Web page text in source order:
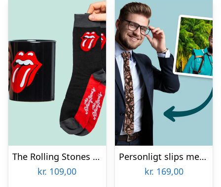
The Rolling Stones Krus & Strømper Gavesæt
kr. 109,00
Personligt slips med billede – Multiface
kr. 169,00